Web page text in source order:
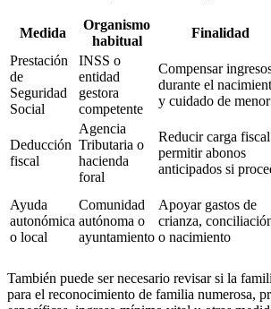
Medida
Organismo
habitual
Finalidad
Prestación
de
Seguridad
Social
INSS o
entidad
gestora
competente
Compensar
durante el
y cuidado de menor
Deducción
fiscal
Agencia
Tributaria o
hacienda
foral
Reducir carga
permitir abonos
anticipados si
Ayuda
autonómica
o local
Comunidad
autónoma o
ayuntamiento
Apoyar gastos de
crianza,
o nacimiento
También puede ser necesario revisar si la
para el reconocimiento de familia numerosa,